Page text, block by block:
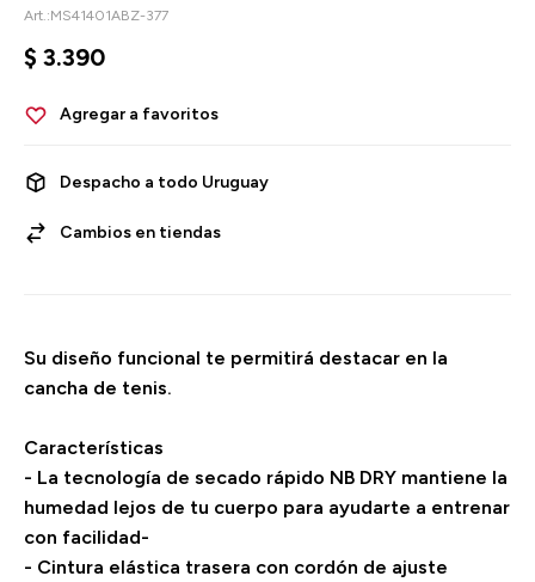
MS41401ABZ-377
$ 3.390
Despacho a todo Uruguay
Cambios en tiendas
Su diseño funcional te permitirá destacar en la
cancha de tenis.
Características
- La tecnología de secado rápido NB DRY mantiene la
humedad lejos de tu cuerpo para ayudarte a entrenar
con facilidad-
- Cintura elástica trasera con cordón de ajuste